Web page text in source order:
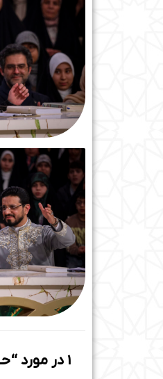
1 در مورد “حسین حیدری”